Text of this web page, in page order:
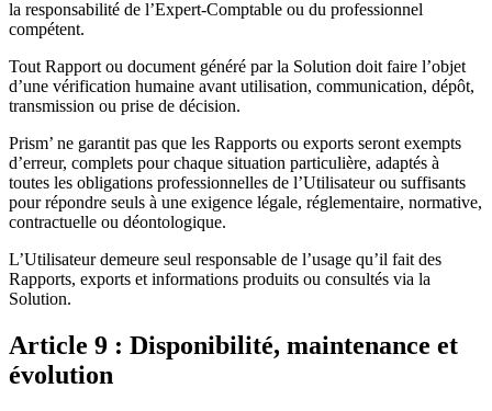
la responsabilité de l’Expert-Comptable ou du professionnel
compétent.
Tout Rapport ou document généré par la Solution doit faire l’objet
d’une vérification humaine avant utilisation, communication, dépôt,
transmission ou prise de décision.
Prism’ ne garantit pas que les Rapports ou exports seront exempts
d’erreur, complets pour chaque situation particulière, adaptés à
toutes les obligations professionnelles de l’Utilisateur ou suffisants
pour répondre seuls à une exigence légale, réglementaire, normative,
contractuelle ou déontologique.
L’Utilisateur demeure seul responsable de l’usage qu’il fait des
Rapports, exports et informations produits ou consultés via la
Solution.
Article 9 : Disponibilité, maintenance et
évolution